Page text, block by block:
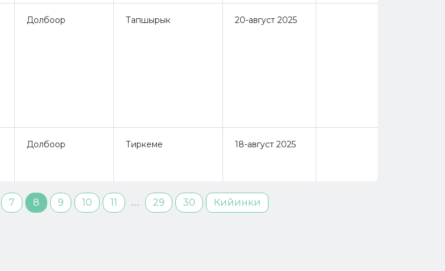
Долбоор Тапшырык 20-август 2025
Долбоор Тиркеме 18-август 2025
7 8 9 10 11 ... 29 30 Кийинки